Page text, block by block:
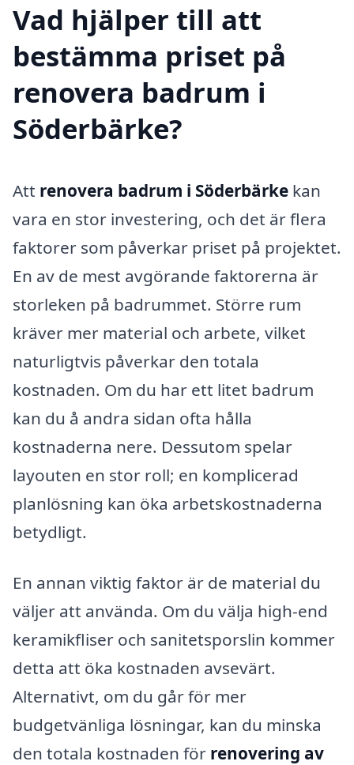
Vad hjälper till att
bestämma priset på
renovera badrum i
Söderbärke?
Att renovera badrum i Söderbärke kan
vara en stor investering, och det är flera
faktorer som påverkar priset på projektet.
En av de mest avgörande faktorerna är
storleken på badrummet. Större rum
kräver mer material och arbete, vilket
naturligtvis påverkar den totala
kostnaden. Om du har ett litet badrum
kan du å andra sidan ofta hålla
kostnaderna nere. Dessutom spelar
layouten en stor roll; en komplicerad
planlösning kan öka arbetskostnaderna
betydligt.
En annan viktig faktor är de material du
väljer att använda. Om du välja high-end
keramikfliser och sanitetsporslin kommer
detta att öka kostnaden avsevärt.
Alternativt, om du går för mer
budgetvänliga lösningar, kan du minska
den totala kostnaden för renovering av